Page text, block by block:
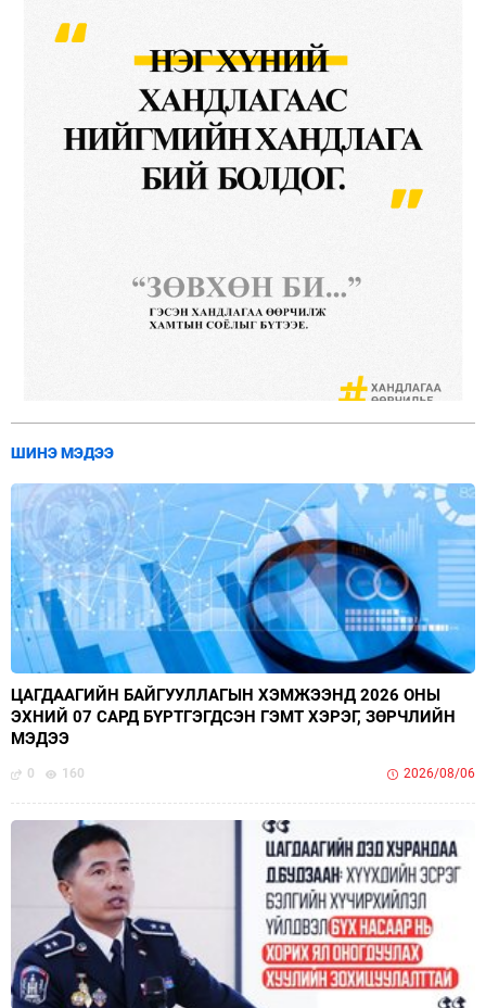
ШИНЭ МЭДЭЭ
ЦАГДААГИЙН БАЙГУУЛЛАГЫН ХЭМЖЭЭНД 2026 ОНЫ
ЭХНИЙ 07 САРД БҮРТГЭГДСЭН ГЭМТ ХЭРЭГ, ЗӨРЧЛИЙН
МЭДЭЭ
0 160 2026/08/06